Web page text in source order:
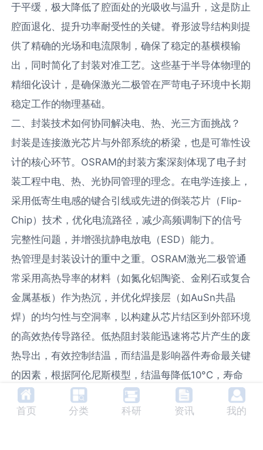
于平缓，极大降低了腔面处的光吸收与温升，这是防止
腔面退化、提升功率耐受性的关键。脊形波导结构则提
供了精确的光场和电流限制，确保了稳定的基横模输
出，同时简化了封装对准工艺。这些基于半导体物理的
精细化设计，是确保激光二极管在严苛电子环境中长期
稳定工作的物理基础。
二、封装技术如何协同解决电、热、光三方面挑战？
封装是连接激光芯片与外部系统的桥梁，也是可靠性设
计的核心环节。OSRAM的封装方案深刻体现了电子封
装工程中电、热、光协同管理的理念。在电学连接上，
采用低寄生电感的键合引线或先进的倒装芯片（Flip-
Chip）技术，优化电流路径，减少高频调制下的信号
完整性问题，并增强抗静电放电（ESD）能力。
热管理是封装设计的重中之重。OSRAM激光二极管通
常采用高热导率的材料（如氮化铝陶瓷、金刚石或复合
金属基板）作为热沉，并优化焊接层（如AuSn共晶
焊）的均匀性与空洞率，以构建从芯片结区到外部环境
的高效热传导路径。低热阻封装能迅速将芯片产生的废
热导出，有效控制结温，而结温是影响器件寿命最关键
的因素，根据阿伦尼斯模型，结温每降低10°C，寿命
可呈指数级延长。在光学耦合方面，精密
或光纤尾
纤的集成封装，不仅提高了出光效率，也保护了敏感的
首页 分类 科研 资讯 我的